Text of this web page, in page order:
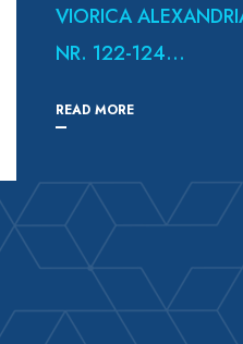
VIORICA
NR. 122-124...
READ MORE